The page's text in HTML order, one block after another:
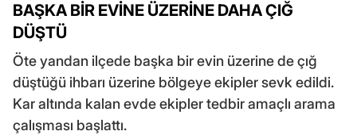
BAŞKA BİR EVİNE ÜZERİNE DAHA ÇIĞ
DÜŞTÜ
Öte yandan ilçede başka bir evin üzerine de çığ
düştüğü ihbarı üzerine bölgeye ekipler sevk edildi.
Kar altında kalan evde ekipler tedbir amaçlı arama
çalışması başlattı.